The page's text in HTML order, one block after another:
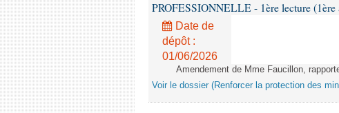
PROFESSIONNELLE - 1ère lecture (1ère
Date de
dépôt :
01/06/2026
Amendement de Mme Faucillon,
Voir le dossier (Renforcer la protection des